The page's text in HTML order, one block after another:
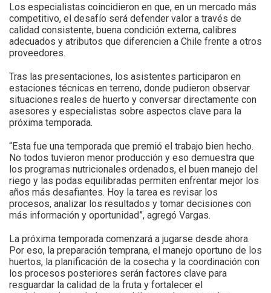
Los especialistas coincidieron en que, en un mercado más
competitivo, el desafío será defender valor a través de
calidad consistente, buena condición externa, calibres
adecuados y atributos que diferencien a Chile frente a otros
proveedores.
Tras las presentaciones, los asistentes participaron en
estaciones técnicas en terreno, donde pudieron observar
situaciones reales de huerto y conversar directamente con
asesores y especialistas sobre aspectos clave para la
próxima temporada.
“Esta fue una temporada que premió el trabajo bien hecho.
No todos tuvieron menor producción y eso demuestra que
los programas nutricionales ordenados, el buen manejo del
riego y las podas equilibradas permiten enfrentar mejor los
años más desafiantes. Hoy la tarea es revisar los
procesos, analizar los resultados y tomar decisiones con
más información y oportunidad”, agregó Vargas.
La próxima temporada comenzará a jugarse desde ahora.
Por eso, la preparación temprana, el manejo oportuno de los
huertos, la planificación de la cosecha y la coordinación con
los procesos posteriores serán factores clave para
resguardar la calidad de la fruta y fortalecer el